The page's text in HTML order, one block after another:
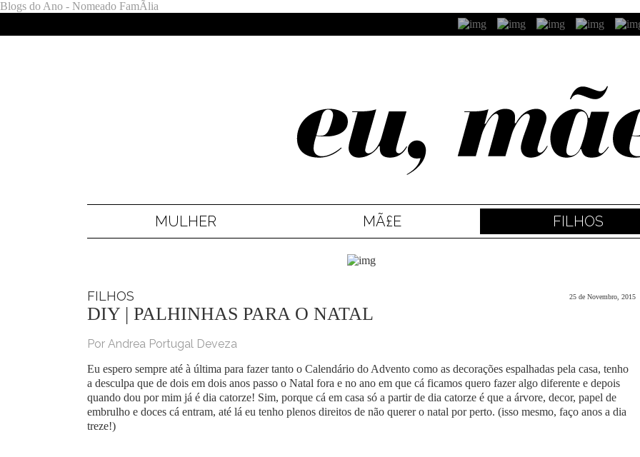
Blogs do Ano - Nomeado FamÃ­lia
MULHER MÃ£E FILHOS
FILHOS 25 de Novembro, 2015
DIY | PALHINHAS PARA O NATAL
Por Andrea Portugal Deveza
Eu espero sempre até à última para fazer tanto o Calendário do Advento como as decorações espalhadas pela casa, tenho
a desculpa que de dois em dois anos passo o Natal fora e no ano em que cá ficamos quero fazer algo diferente e depois
quando dou por mim já é dia catorze! Sim, porque cá em casa só a partir de dia catorze é que a árvore, decor, papel de
embrulho e doces cá entram, até lá eu tenho plenos direitos de não querer o natal por perto. (isso mesmo, faço anos a dia
treze!)